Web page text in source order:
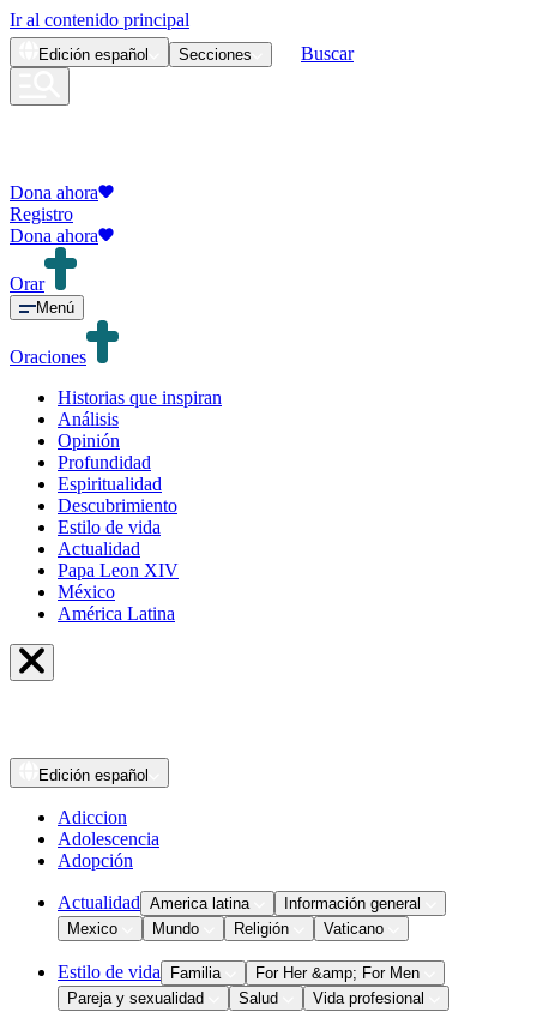
Ir al contenido principal
Edición español Secciones Buscar
Dona ahora
Registro
Dona ahora
Orar
Menú
Oraciones
Historias que inspiran
Análisis
Opinión
Profundidad
Espiritualidad
Descubrimiento
Estilo de vida
Actualidad
Papa Leon XIV
México
América Latina
Edición español
Adiccion
Adolescencia
Adopción
Actualidad America latina
Información general
Mexico
Mundo Religión Vaticano
Estilo de vida Familia
For Her &amp; For Men
Pareja y sexualidad
Salud Vida profesional